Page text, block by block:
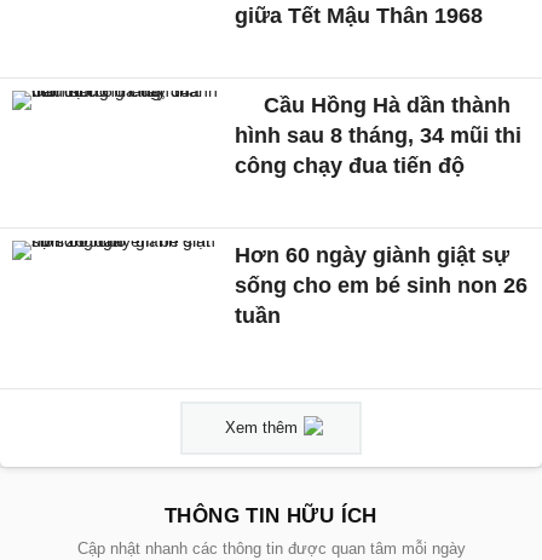
giữa Tết Mậu Thân 1968
Cầu Hồng Hà dần thành
hình sau 8 tháng, 34 mũi thi
công chạy đua tiến độ
Hơn 60 ngày giành giật sự
sống cho em bé sinh non 26
tuần
Xem thêm
THÔNG TIN HỮU ÍCH
Cập nhật nhanh các thông tin được quan tâm mỗi ngày